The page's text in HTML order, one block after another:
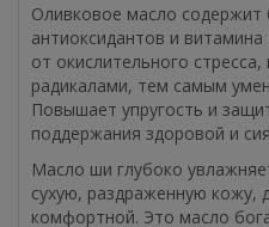
Оливковое масло содержит
антиоксидантов и
от окислительного
радикалами, тем самым
Повышает упругость и
поддержания здоровой и
Масло ши глубоко
сухую, раздраженную кожу,
комфортной. Это масло